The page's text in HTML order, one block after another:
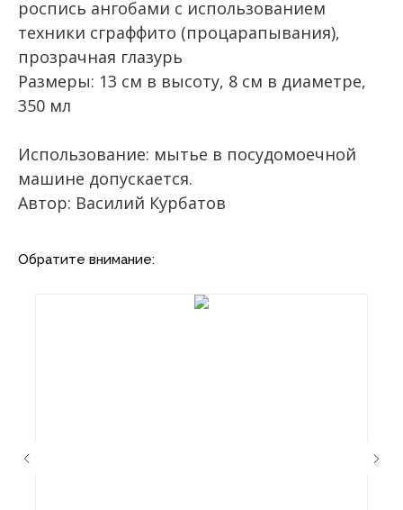
роспись ангобами с использованием
техники сграффито (процарапывания),
прозрачная глазурь
Размеры: 13 см в высоту, 8 см в диаметре,
350 мл
Использование: мытье в посудомоечной
машине допускается.
Автор: Василий Курбатов
Обратите внимание: